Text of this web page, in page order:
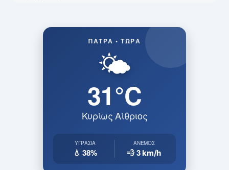
ΠΆΤΡΑ • ΤΏΡΑ
🌤️
31°C
Κυρίως Αίθριος
ΥΓΡΑΣΊΑ
💧 38%
ΆΝΕΜΟΣ
💨 3km/h